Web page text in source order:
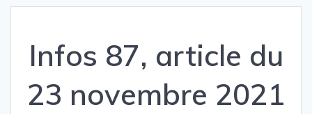
Infos 87, article du
23 novembre 2021